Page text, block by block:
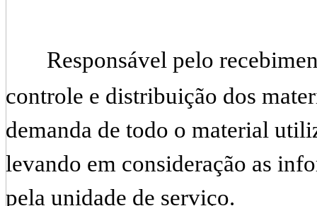
Responsável pelo
controle e distribuição dos
demanda de todo o material
levando em consideração as
pela unidade de serviço.